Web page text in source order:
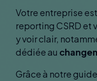
Votre entreprise
reporting CSRD et
y voir clair,
dédiée au
Grâce à notre